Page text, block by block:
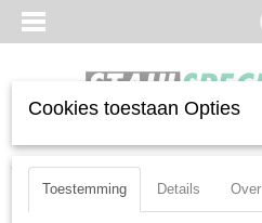
Inloggen Registreren
Cookies toestaan Opties
Toestemming Details Over